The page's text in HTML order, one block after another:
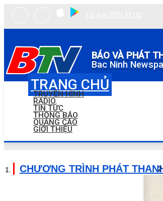
BÁO VÀ PHÁT
Bac Ninh
TRANG CHỦ
TRUYỀN HÌNH
RADIO
TIN TỨC
THÔNG BÁO
QUẢNG CÁO
GIỚI THIỆU
CHƯƠNG TRÌNH PHÁT